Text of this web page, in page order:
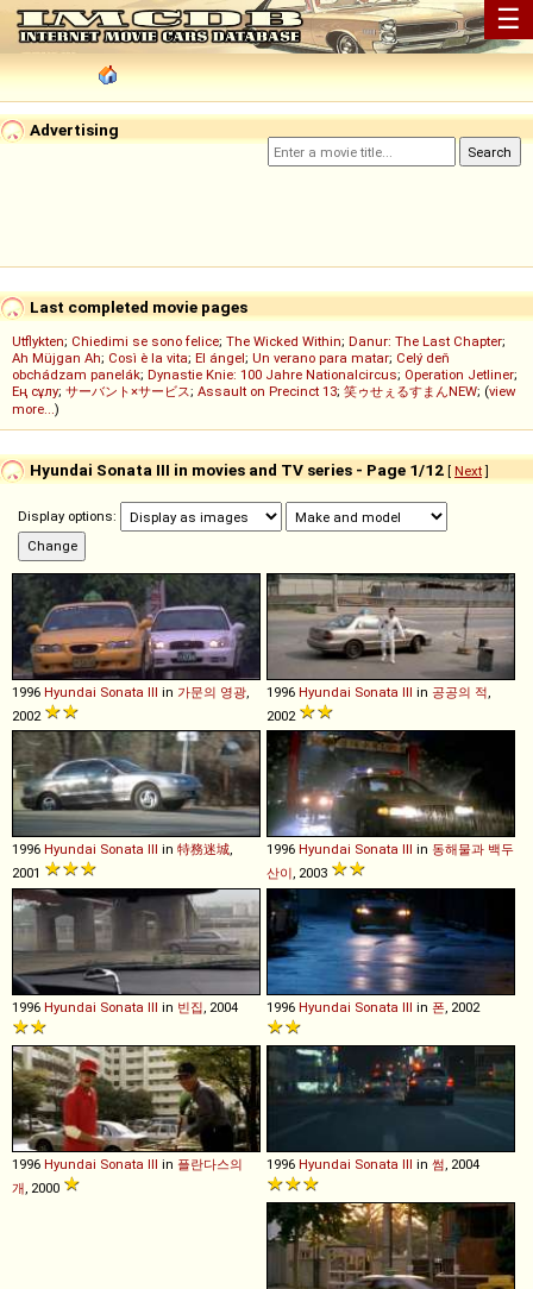
☰
Advertising
Last completed movie pages
Utflykten; Chiedimi se sono felice; The Wicked Within; Danur: The Last Chapter;
Ah Müjgan Ah; Così è la vita; El ángel; Un verano para matar; Celý deň
obchádzam panelák; Dynastie Knie: 100 Jahre Nationalcircus; Operation Jetliner;
Ең сұлу; サーバント×サービス; Assault on Precinct 13; 笑ゥせぇるすまんNEW; (view
more...)
Hyundai Sonata III in movies and TV series - Page 1/12 [ Next]
Display options:
1996 Hyundai Sonata III in 가문의 영광
2002
1996 Hyundai Sonata III in 공공의 적
2002
1996 Hyundai Sonata III in 特務迷城
2001
1996 Hyundai Sonata III in 동해물과 백두
산이 , 2003
1996 Hyundai Sonata III in 빈집 , 2004 1996 Hyundai Sonata III in 폰 , 2002
1996 Hyundai Sonata III in 플란다스의
개 , 2000
1996 Hyundai Sonata III in 썸 , 2004